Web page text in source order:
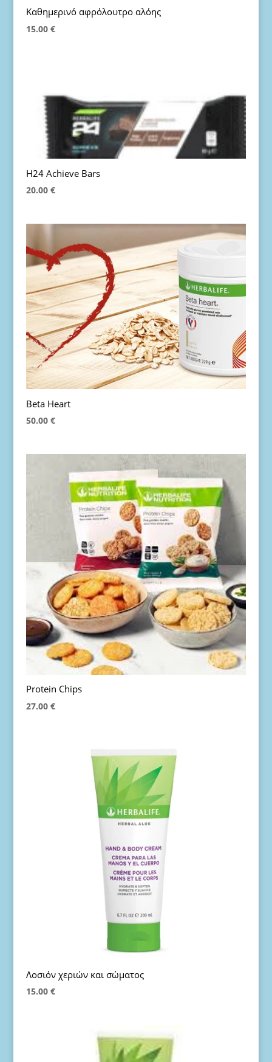
Καθημερινό αφρόλουτρο αλόης
15.00 €
H24 Achieve Bars
20.00 €
Beta Heart
50.00 €
Protein Chips
27.00 €
Λοσιόν χεριών και σώματος
15.00 €